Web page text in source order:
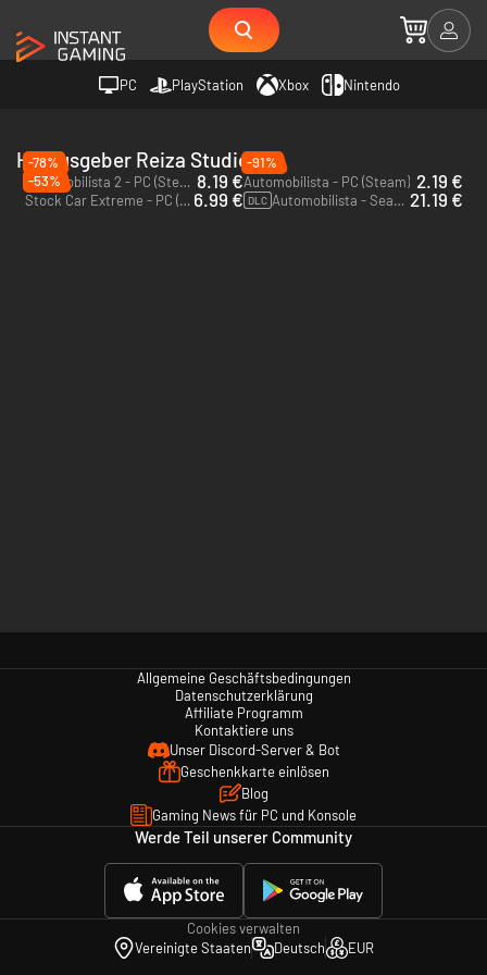
PC PlayStation Xbox Nintendo
Herausgeber Reiza Studios
-78%
Automobilista 2 - PC (Steam) 8.19 €
-91%
Automobilista - PC (Steam) 2.19 €
-53%
Stock Car Extreme - PC (Steam) 6.99 € DLC Automobilista - Season Pass - PC (Steam) 21.19 €
Allgemeine Geschäftsbedingungen
Datenschutzerklärung
Affiliate Programm
Kontaktiere uns
Unser Discord-Server & Bot
Geschenkkarte einlösen
Blog
Gaming News für PC und Konsole
Werde Teil unserer Community
Cookies verwalten
Vereinigte Staaten
Deutsch EUR